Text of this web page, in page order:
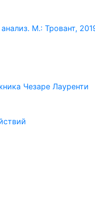
М.: Тровант,
Чезаре Лауренти